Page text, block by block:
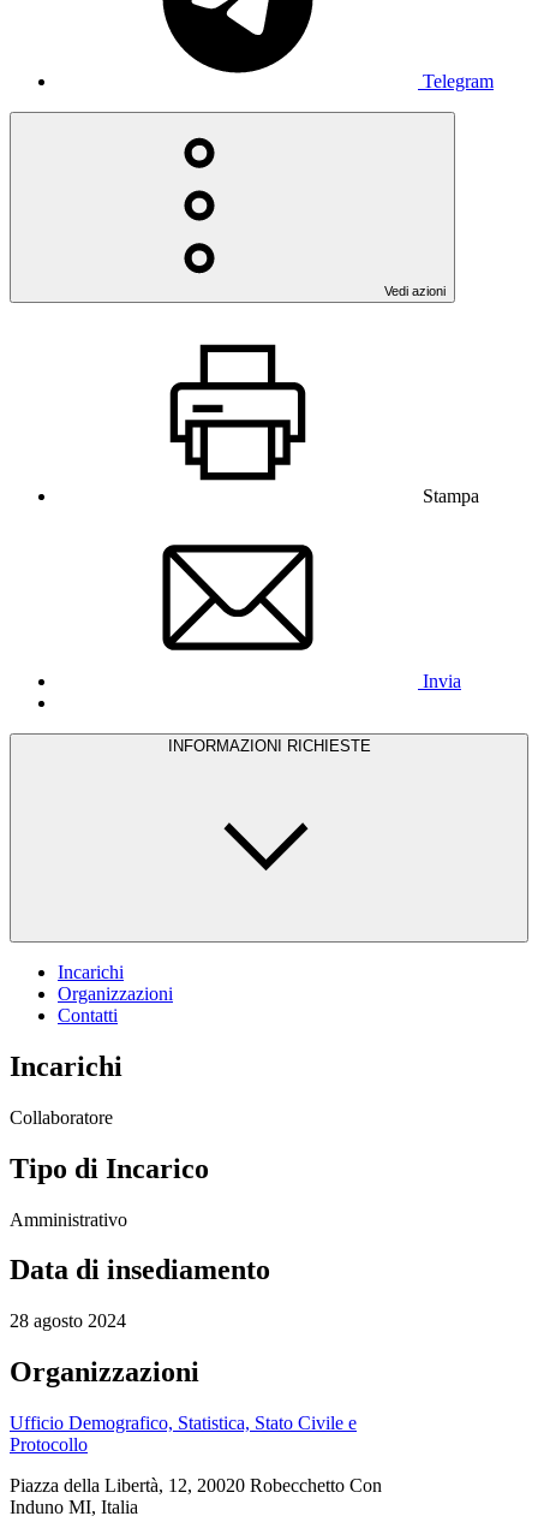
Telegram
Vedi azioni
Stampa
Invia
INFORMAZIONI RICHIESTE
Incarichi
Organizzazioni
Contatti
Incarichi
Collaboratore
Tipo di Incarico
Amministrativo
Data di insediamento
28 agosto 2024
Organizzazioni
Ufficio Demografico, Statistica, Stato Civile e
Protocollo
Piazza della Libertà, 12, 20020 Robecchetto Con
Induno MI, Italia